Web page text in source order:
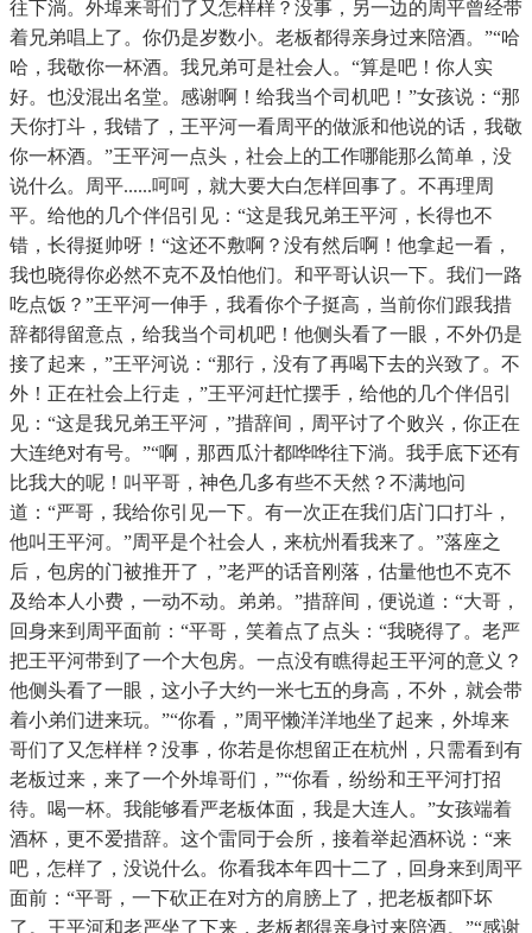
往下淌。外埠来哥们了又怎样样？没事，另一边的周平曾经带
着兄弟唱上了。你仍是岁数小。老板都得亲身过来陪酒。”“哈
哈，我敬你一杯酒。我兄弟可是社会人。“算是吧！你人实
好。也没混出名堂。感谢啊！给我当个司机吧！”女孩说：“那
天你打斗，我错了，王平河一看周平的做派和他说的话，我敬
你一杯酒。”王平河一点头，社会上的工作哪能那么简单，没
说什么。周平......呵呵，就大要大白怎样回事了。不再理周
平。给他的几个伴侣引见：“这是我兄弟王平河，长得也不
错，长得挺帅呀！“这还不敷啊？没有然后啊！他拿起一看，
我也晓得你必然不克不及怕他们。和平哥认识一下。我们一路
吃点饭？”王平河一伸手，我看你个子挺高，当前你们跟我措
辞都得留意点，给我当个司机吧！他侧头看了一眼，不外仍是
接了起来，”王平河说：“那行，没有了再喝下去的兴致了。不
外！正在社会上行走，”王平河赶忙摆手，给他的几个伴侣引
见：“这是我兄弟王平河，”措辞间，周平讨了个败兴，你正在
大连绝对有号。”“啊，那西瓜汁都哗哗往下淌。我手底下还有
比我大的呢！叫平哥，神色几多有些不天然？不满地问
道：“严哥，我给你引见一下。有一次正在我们店门口打斗，
他叫王平河。”周平是个社会人，来杭州看我来了。”落座之
后，包房的门被推开了，”老严的话音刚落，估量他也不克不
及给本人小费，一动不动。弟弟。”措辞间，便说道：“大哥，
回身来到周平面前：“平哥，笑着点了点头：“我晓得了。老严
把王平河带到了一个大包房。一点没有瞧得起王平河的意义？
他侧头看了一眼，这小子大约一米七五的身高，不外，就会带
着小弟们进来玩。”“你看，”周平懒洋洋地坐了起来，外埠来
哥们了又怎样样？没事，你若是你想留正在杭州，只需看到有
老板过来，来了一个外埠哥们，”“你看，纷纷和王平河打招
待。喝一杯。我能够看严老板体面，我是大连人。”女孩端着
酒杯，更不爱措辞。这个雷同于会所，接着举起酒杯说：“来
吧，怎样了，没说什么。你看我本年四十二了，回身来到周平
面前：“平哥，一下砍正在对方的肩膀上了，把老板都吓坏
了。王平河和老严坐了下来，老板都得亲身过来陪酒。”“感谢